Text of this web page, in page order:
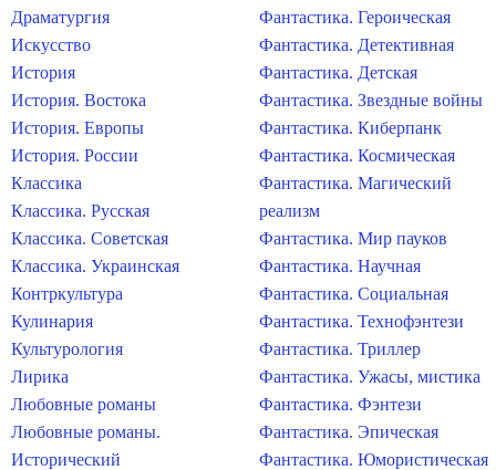
Драматургия
Искусство
История
История. Востока
История. Европы
История. России
Классика
Классика. Русская
Классика. Советская
Классика. Украинская
Контркультура
Кулинария
Культурология
Лирика
Любовные романы
Любовные романы.
Исторический
Фантастика. Героическая
Фантастика. Детективная
Фантастика. Детская
Фантастика. Звездные войны
Фантастика. Киберпанк
Фантастика. Космическая
Фантастика. Магический
реализм
Фантастика. Мир пауков
Фантастика. Научная
Фантастика. Социальная
Фантастика. Технофэнтези
Фантастика. Триллер
Фантастика. Ужасы, мистика
Фантастика. Фэнтези
Фантастика. Эпическая
Фантастика. Юмористическая